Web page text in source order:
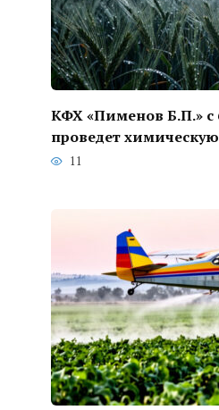
КФХ «Пименов Б.П.» с
проведет
11